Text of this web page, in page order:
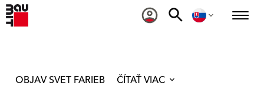
OBJAV SVET FARIEB ČÍTAŤ VIAC